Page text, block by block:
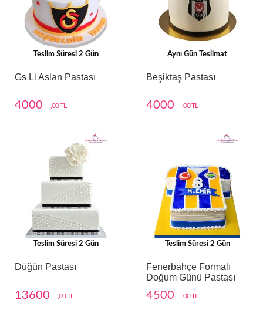
Teslim Süresi 2 Gün
Gs Li Aslan Pastası
4000 ,00 TL
Aynı Gün Teslimat
Beşiktaş Pastası
4000 ,00 TL
Teslim Süresi 2 Gün
Düğün Pastası
13600 ,00 TL
Teslim Süresi 2 Gün
Fenerbahçe Formalı
Doğum Günü Pastası
4500 ,00 TL